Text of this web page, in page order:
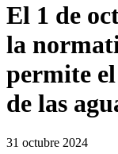
El 1 de
la
permite
de las
31 octubre 2024